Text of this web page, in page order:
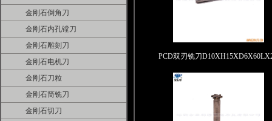
金刚石倒角刀
金刚石内孔镗刀
金刚石雕刻刀
金刚石电机刀
金刚石刀粒
金刚石筒铣刀
金刚石切刀
PCD双刃铣刀